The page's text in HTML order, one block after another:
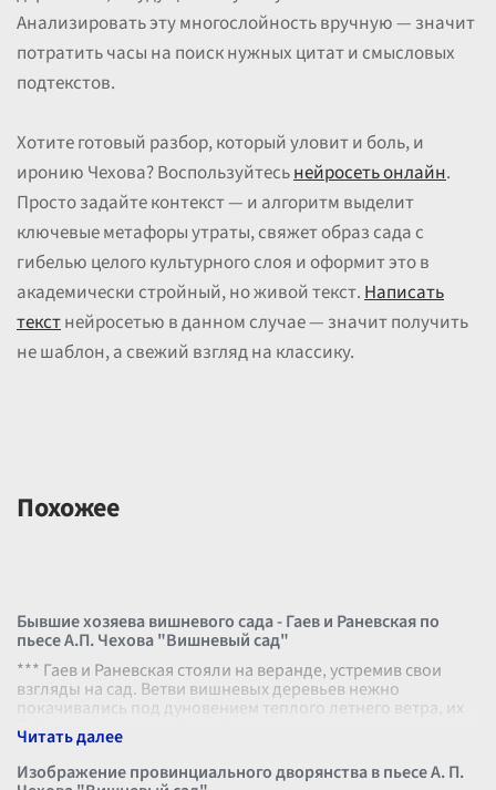
Анализировать эту многослойность вручную — значит
потратить часы на поиск нужных цитат и смысловых
подтекстов.
Хотите готовый разбор, который уловит и боль, и
иронию Чехова? Воспользуйтесьнейросеть онлайн.
Просто задайте контекст — и алгоритм выделит
ключевые метафоры утраты, свяжет образ сада с
гибелью целого культурного слоя и оформит это в
академически стройный, но живой текст.Написать
текстнейросетью в данном случае — значит получить
не шаблон, а свежий взгляд на классику.
Похожее
Бывшие хозяева вишневого сада - Гаев и Раневская по
пьесе А.П. Чехова "Вишневый сад"
*** Гаев и Раневская стояли на веранде, устремив свои
взгляды на сад. Ветви вишневых деревьев нежно
покачивались под дуновением теплого летнего ветра, их
белые и розовые цветки на
Изображение провинциального дворянства в пьесе А. П.